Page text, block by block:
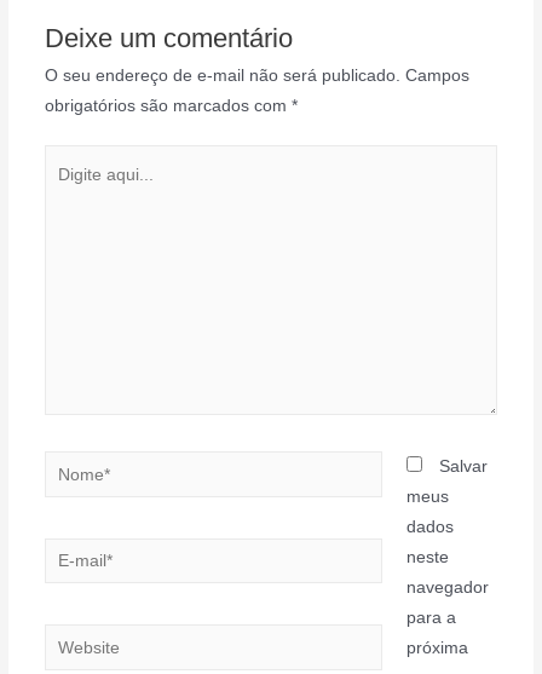
Deixe um comentário
O seu endereço de e-mail não será publicado. Campos
obrigatórios são marcados com *
aqui...
Nome*
E-
Website
Salvar
meus
dados
neste
navegador
para a
próxima